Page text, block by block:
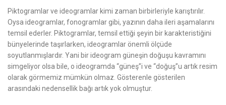
Piktogramlar ve ideogramlar kimi zaman birbirleriyle karıştırılır.
Oysa ideogramlar, fonogramlar gibi, yazının daha ileri aşamalarını
temsil ederler. Piktogramlar, temsil ettiği şeyin bir karakteristiğini
bünyelerinde taşırlarken, ideogramlar önemli ölçüde
soyutlanmışlardır. Yani bir ideogram güneşin doğuşu kavramını
simgeliyor olsa bile, o ideogramda “güneş”i ve “doğuş”u artık resim
olarak görmemiz mümkün olmaz. Gösterenle gösterilen
arasındaki nedensellik bağı artık yok olmuştur.